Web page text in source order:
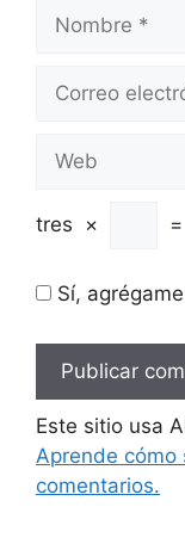
electrónico
tres × =
Sí,
Este sitio usa
Aprende cómo
comentarios.